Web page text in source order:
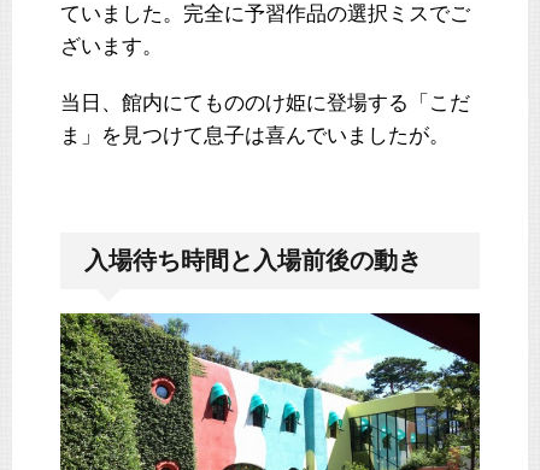
ていました。完全に予習作品の選択ミスでご
ざいます。
当日、館内にてもののけ姫に登場する「こだ
ま」を見つけて息子は喜んでいましたが。
入場待ち時間と入場前後の動き